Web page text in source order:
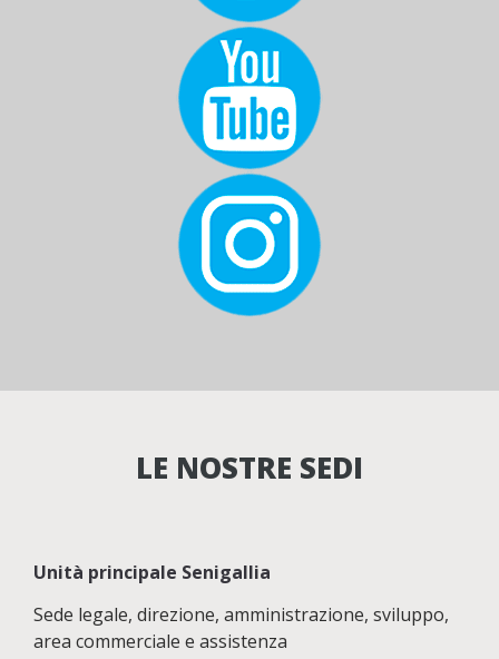
LE NOSTRE SEDI
Unità principale Senigallia
Sede legale, direzione, amministrazione, sviluppo,
area commerciale e assistenza